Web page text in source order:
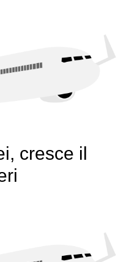
cresce il